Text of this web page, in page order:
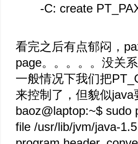
-C: create
看完之后有点郁闷，
page。。。。。没关
一般情况下我们把
来控制了，但貌似
baoz@laptop:~$
file /usr/lib/jvm/java-